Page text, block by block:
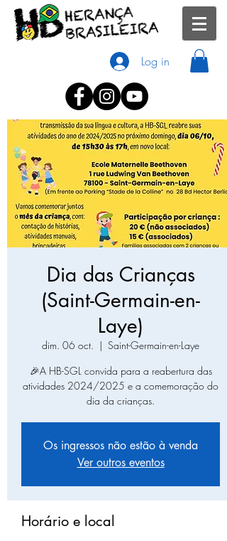
Log in
Dia das Crianças
(Saint-Germain-en-
Laye)
dim. 06 oct.
  |
Saint-Germain-en-Laye
🎉A HB-SGL convida para a reabertura das
atividades 2024/2025 e a comemoração do
dia da crianças.
Os ingressos não estão à venda
Ver outros eventos
Horário e local